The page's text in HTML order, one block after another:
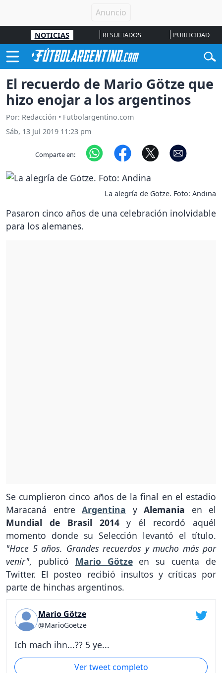
NOTICIAS RESULTADOS PUBLICIDAD
El recuerdo de Mario Götze que
hizo enojar a los argentinos
Por: Redacción • Futbolargentino.com
Sáb, 13 Jul 2019 11:23 pm
Comparte en:
La alegría de Götze. Foto: Andina
Pasaron cinco años de una celebración inolvidable
para los alemanes.
Se cumplieron cinco años de la final en el estadio
Maracaná entre Argentina y Alemania en el
Mundial de Brasil 2014y él recordó aquél
momento donde su Selección levantó el título.
"Hace 5 años. Grandes recuerdos y mucho más por
venir", publicó Mario Götzeen su cuenta de
Twitter. El posteo recibió insultos y críticas por
parte de hinchas argentinos.
Mario Götze
@MarioGoetze
Ich mach ihn...?? 5 ye...
Ver tweet completo